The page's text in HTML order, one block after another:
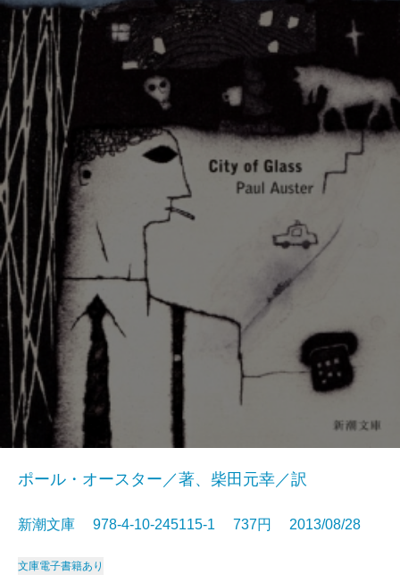
ポール・オースター／著、柴田元幸／訳
新潮文庫 978-4-10-245115-1 737円 2013/08/28
文庫電子書籍あり